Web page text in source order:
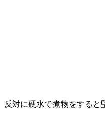
反対に硬水で煮物をすると